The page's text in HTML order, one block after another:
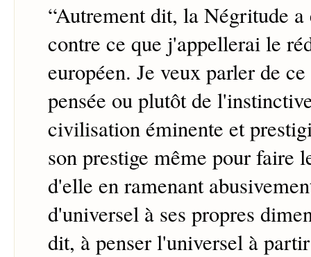
“Autrement dit, la Négritude a
contre ce que j'appellerai le
européen. Je veux parler de
pensée ou plutôt de
civilisation éminente et
son prestige même pour faire
d'elle en ramenant
d'universel à ses propres
dit, à penser l'universel à